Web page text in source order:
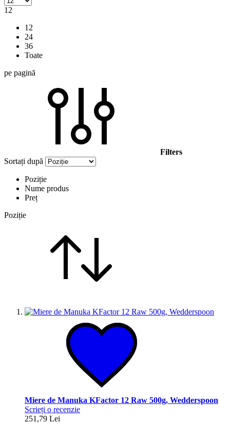
12
12
24
36
Toate
pe pagină
Filters
Sortați după
Poziție
Nume produs
Preț
Poziție
Miere de Manuka KFactor 12 Raw 500g, Wedderspoon
Scrieți o recenzie
251,79 Lei